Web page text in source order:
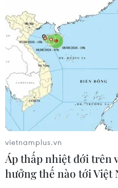
vietnamplus.vn
Áp thấp nhiệt đới trên
hưởng thế nào tới Việt